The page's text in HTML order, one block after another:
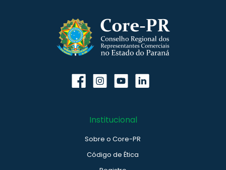
Institucional
Sobre o Core-PR
Código de Ética